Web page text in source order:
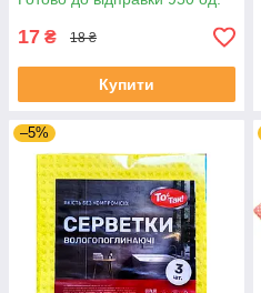
17 ₴ 18 ₴
Купити
–5%